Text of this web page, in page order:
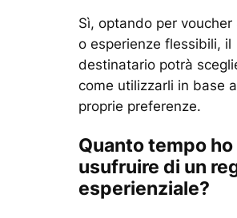
Sì, optando per voucher
o esperienze flessibili, il
destinatario potrà
come utilizzarli in base
proprie preferenze.
Quanto tempo
usufruire di un
esperienziale?